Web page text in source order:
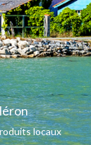
locaux